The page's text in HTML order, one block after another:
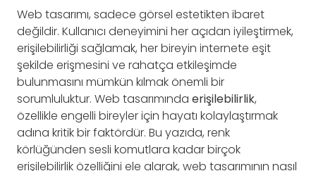
Web tasarımı, sadece görsel estetikten ibaret
değildir. Kullanıcı deneyimini her açıdan iyileştirmek,
erişilebilirliği sağlamak, her bireyin internete eşit
şekilde erişmesini ve rahatça etkileşimde
bulunmasını mümkün kılmak önemli bir
sorumluluktur. Web tasarımında erişilebilirlik,
özellikle engelli bireyler için hayatı kolaylaştırmak
adına kritik bir faktördür. Bu yazıda, renk
körlüğünden sesli komutlara kadar birçok
erişilebilirlik özelliğini ele alarak, web tasarımının nasıl